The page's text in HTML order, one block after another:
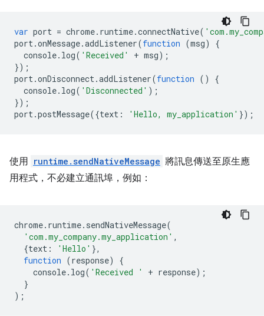
var port = chrome. runtime.connectNative(
port.onMessage.addListener(function (msg)
{
console. log( 'Received' + msg);
});
port.onDisconnect.addListener(function ()
{
console. log( 'Disconnected' );
});
port.postMessage({text : 'Hello, my_application' });
使用 runtime.sendNativeMessage 將訊息傳送至原生應
用程式，不必建立通訊埠，例如：
chrome. runtime. sendNativeMessage(
'com.my_company.my_application' ,
{text : 'Hello' },
function (response)
{
console. log( 'Received ' + response);
}
);